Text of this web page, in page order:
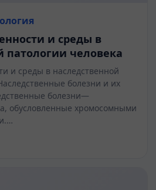
и среды в
патологии человека
и среды в наследственной
болезни и их
болезни—
обусловленные хромосомными